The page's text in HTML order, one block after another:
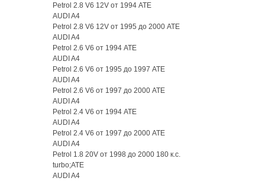
Petrol 2.8 V6 12V от 1994 ATE
AUDI A4
Petrol 2.8 V6 12V от 1995 до 2000 ATE
AUDI A4
Petrol 2.6 V6 от 1994 ATE
AUDI A4
Petrol 2.6 V6 от 1995 до 1997 ATE
AUDI A4
Petrol 2.6 V6 от 1997 до 2000 ATE
AUDI A4
Petrol 2.4 V6 от 1994 ATE
AUDI A4
Petrol 2.4 V6 от 1997 до 2000 ATE
AUDI A4
Petrol 1.8 20V от 1998 до 2000 180 к.с.
turbo;ATE
AUDI A4